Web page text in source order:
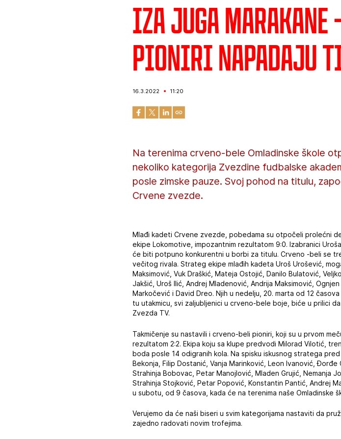
Iza juga
pioniri napadaju
16.3.2022 11:20
Na terenima crveno-bele Omladinske škole
nekoliko kategorija Zvezdine fudbalske
posle zimske pauze. Svoj pohod na titulu,
Crvene zvezde.
Mlađi kadeti Crvene zvezde, pobedama su otpočeli prolećni
ekipe Lokomotive, impozantnim rezultatom 9:0. Izabranici
će biti potpuno konkurentni u borbi za titulu. Crveno -beli se
večitog rivala. Strateg ekipe mlađih kadeta Uroš Urošević,
Maksimović, Vuk Draškić, Mateja Ostojić, Danilo Bulatović,
Jakšić, Uroš Ilić, Andrej Mladenović, Andrija Maksimović,
Markočević i David Dreo. Njih u nedelju, 20. marta od 12
tu utakmicu, svi zaljubljenici u crveno-bele boje, biće u prilici
Zvezda TV.
Takmičenje su nastavili i crveno-beli pioniri, koji su u prvom
rezultatom 2:2. Ekipa koju sa klupe predvodi Milorad Vilotić,
boda posle 14 odigranih kola. Na spisku iskusnog stratega
Bekonja, Filip Dostanić, Vanja Marinković, Leon Ivanović,
Strahinja Bobovac, Petar Manojlović, Mladen Grujić, Nemanja
Strahinja Stojković, Petar Popović, Konstantin Pantić, Andrej
u subotu, od 9 časova, kada će na terenima naše Omladinske
Verujemo da će naši biseri u svim kategorijama nastaviti da
zajedno radovati novim trofejima.